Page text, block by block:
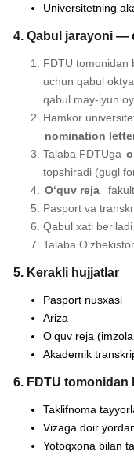
Universitetning
4. Qabul jarayoni —
FDTU tomonidan
uchun qabul
qabul may-iyun
Hamkor
nomination
Talaba FDTUga o
topshiradi (gugl
O‘quv reja
Pasport va
Qabul xati beriladi
Talaba
5. Kerakli hujjatlar
Pasport nusxasi
Ariza
O‘quv reja
Akademik
6. FDTU tomonidan
Taklifnoma
Vizaga doir
Yotoqxona bilan